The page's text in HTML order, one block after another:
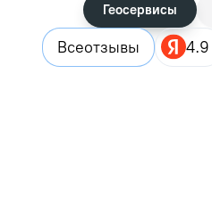
Геосервисы
Всеотзывы 4.9